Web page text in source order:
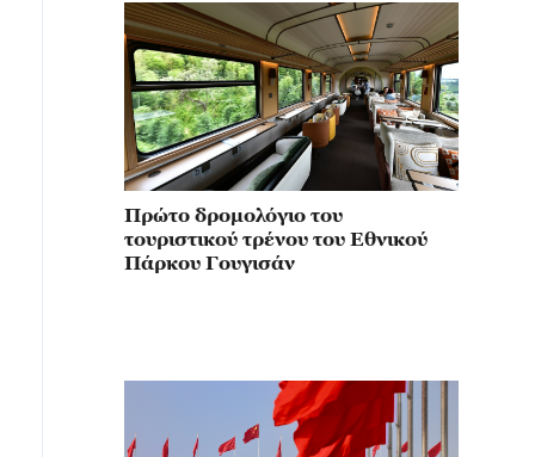
Πρώτο δρομολόγιο του
τουριστικού τρένου του Εθνικού
Πάρκου Γουγισάν